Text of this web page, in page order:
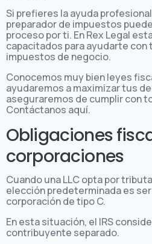
Si prefieres la ayuda
preparador de impuestos
proceso por ti. En Rex Legal
capacitados para ayudarte con
impuestos de negocio.
Conocemos muy bien leyes
ayudaremos a maximizar tus
aseguraremos de cumplir con
Contáctanos aquí.
Obligaciones
corporaciones
Cuando una LLC opta por
elección predeterminada es
corporación de tipo C.
En esta situación, el IRS
contribuyente separado.